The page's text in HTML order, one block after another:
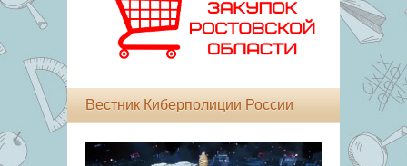
Вестник Киберполиции России